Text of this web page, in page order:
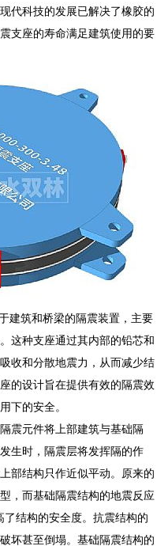
代科技的发展已解决了橡胶的
支座的寿命满足建筑使用的要
建筑和桥梁的隔震装置，主要
这种支座通过其内部的铅芯和
收和分散地震力，从而减少结
的设计旨在提供有效的隔震效
下的安全。
震元件将上部建筑与基础隔
生时，隔震层将发挥隔的作
部结构只作近似平动。原来的
，而基础隔震结构的地震反应
结构的安全度。抗震结构的
坏甚至倒塌。基础隔震结构的